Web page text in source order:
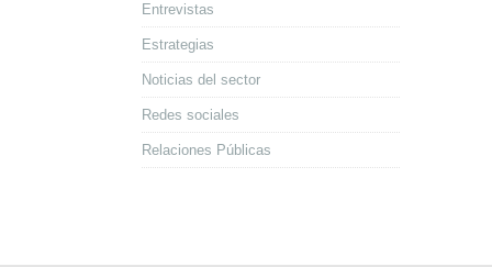
Entrevistas
Estrategias
Noticias del sector
Redes sociales
Relaciones Públicas